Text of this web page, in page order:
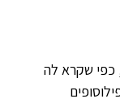
כפי שקרא לה